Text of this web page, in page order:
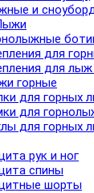
и
для
для
горные
для горных
для
для горных
рук и ног
спины
шорты